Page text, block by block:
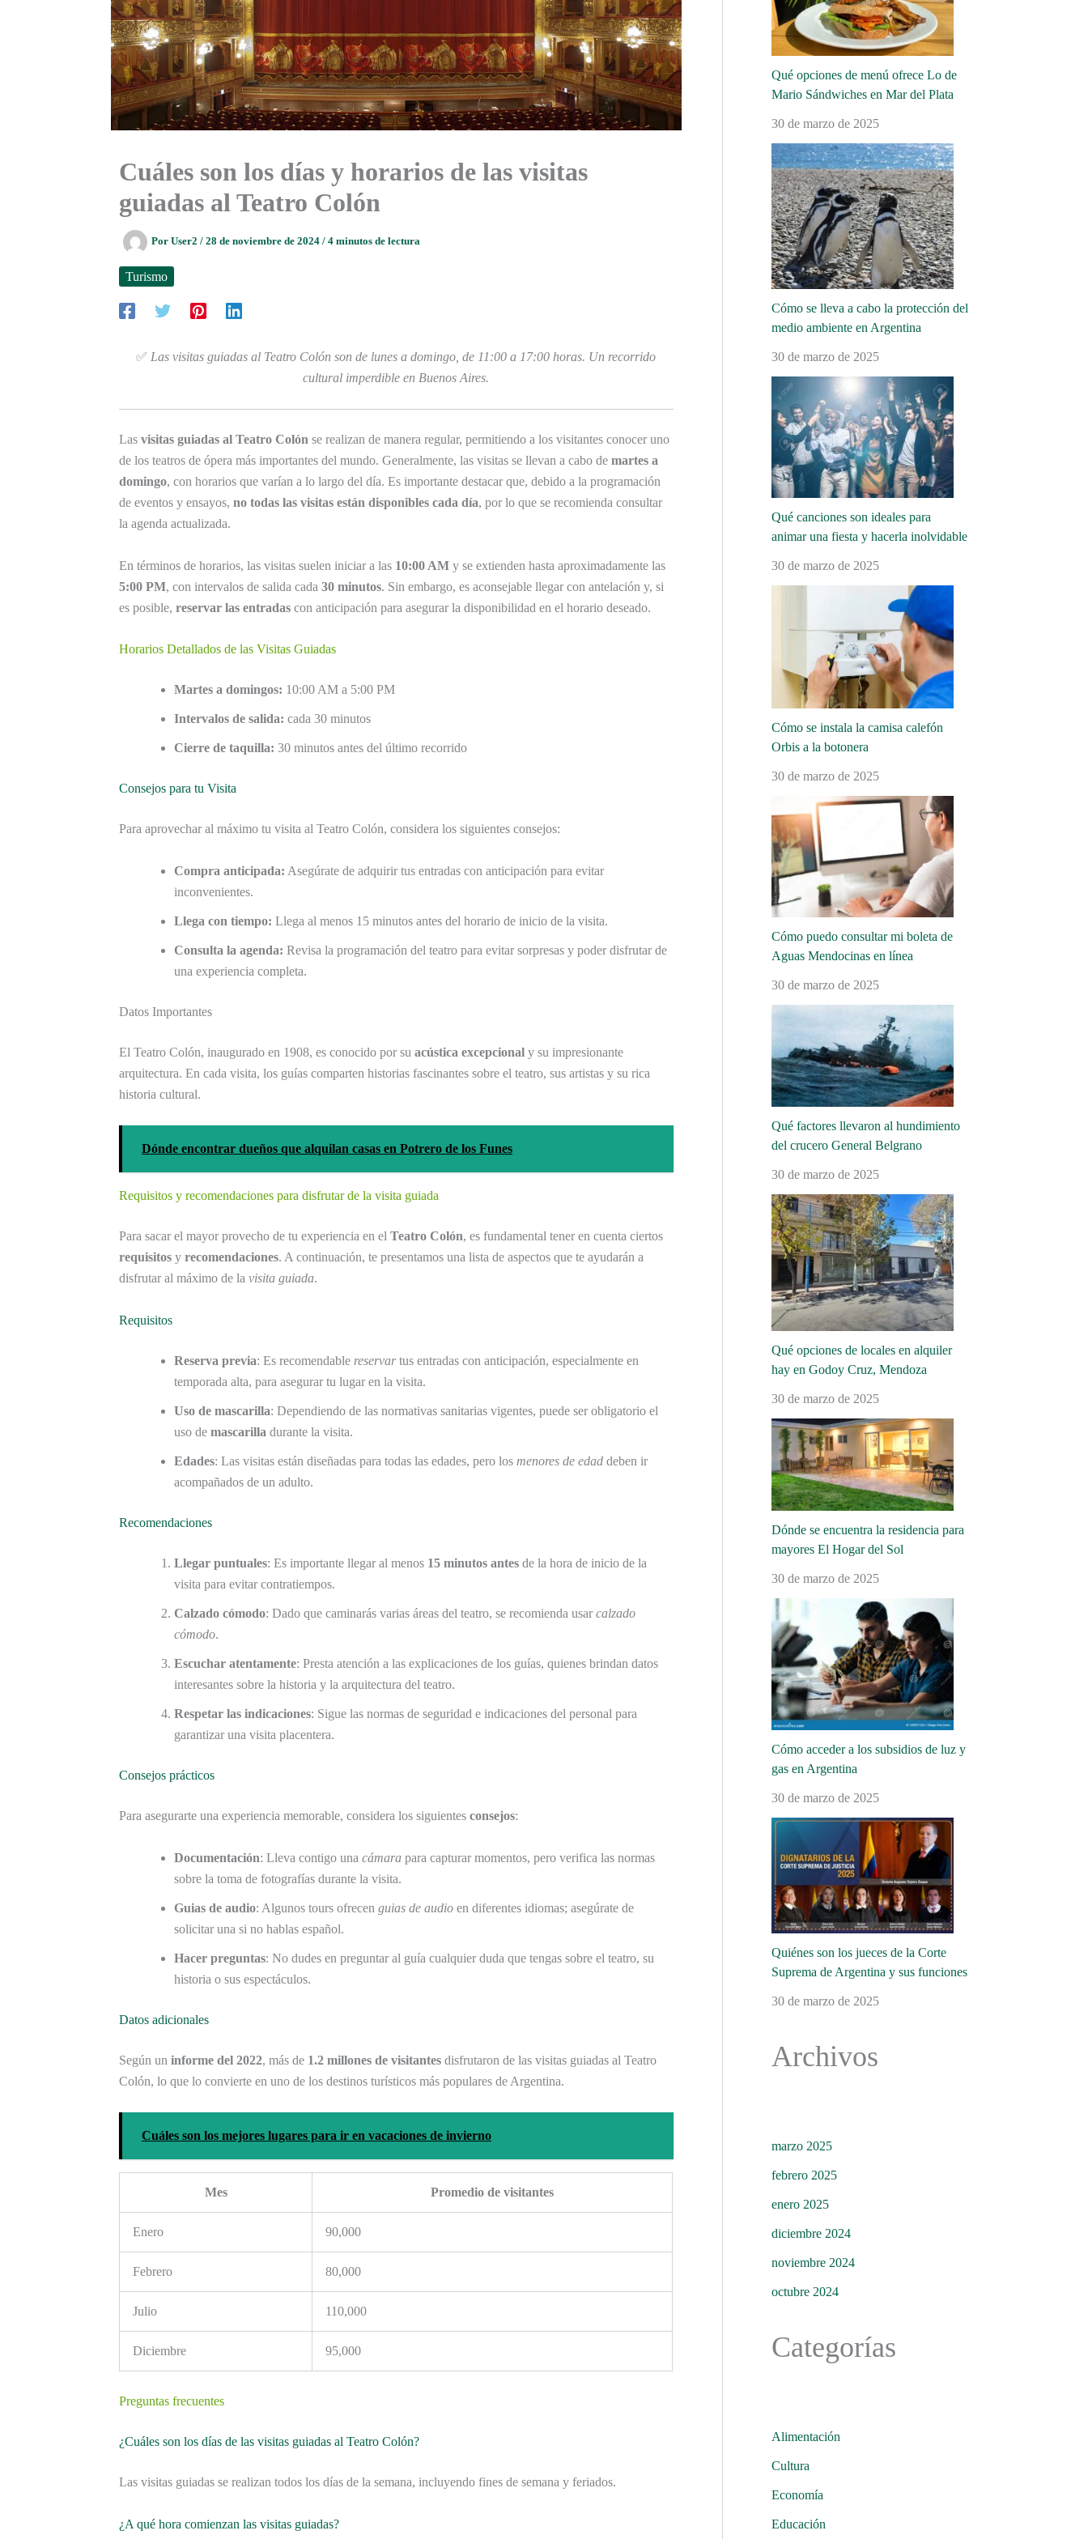
Cuáles son los días y horarios de las visitas
guiadas al Teatro Colón
Por User2 / 28 de noviembre de 2024 / 4 minutos de lectura
Turismo
✅ Las visitas guiadas al Teatro Colón son de lunes a domingo, de 11:00 a 17:00 horas. Un recorrido
cultural imperdible en Buenos Aires.
Las visitas guiadas al Teatro Colón se realizan de manera regular, permitiendo a los visitantes conocer uno
de los teatros de ópera más importantes del mundo. Generalmente, las visitas se llevan a cabo de martes a
domingo, con horarios que varían a lo largo del día. Es importante destacar que, debido a la programación
de eventos y ensayos, no todas las visitas están disponibles cada día, por lo que se recomienda consultar
la agenda actualizada.
En términos de horarios, las visitas suelen iniciar a las 10:00 AM y se extienden hasta aproximadamente las
5:00 PM, con intervalos de salida cada 30 minutos. Sin embargo, es aconsejable llegar con antelación y, si
es posible, reservar las entradas con anticipación para asegurar la disponibilidad en el horario deseado.
Horarios Detallados de las Visitas Guiadas
Martes a domingos: 10:00 AM a 5:00 PM
Intervalos de salida: cada 30 minutos
Cierre de taquilla: 30 minutos antes del último recorrido
Consejos para tu Visita
Para aprovechar al máximo tu visita al Teatro Colón, considera los siguientes consejos:
Compra anticipada: Asegúrate de adquirir tus entradas con anticipación para evitar
inconvenientes.
Llega con tiempo: Llega al menos 15 minutos antes del horario de inicio de la visita.
Consulta la agenda: Revisa la programación del teatro para evitar sorpresas y poder disfrutar de
una experiencia completa.
Datos Importantes
El Teatro Colón, inaugurado en 1908, es conocido por su acústica excepcional y su impresionante
arquitectura. En cada visita, los guías comparten historias fascinantes sobre el teatro, sus artistas y su rica
historia cultural.
Dónde encontrar dueños que alquilan casas en Potrero de los Funes
Requisitos y recomendaciones para disfrutar de la visita guiada
Para sacar el mayor provecho de tu experiencia en el Teatro Colón, es fundamental tener en cuenta ciertos
requisitos y recomendaciones. A continuación, te presentamos una lista de aspectos que te ayudarán a
disfrutar al máximo de la visita guiada.
Requisitos
Reserva previa: Es recomendable reservartus entradas con anticipación, especialmente en
temporada alta, para asegurar tu lugar en la visita.
Uso de mascarilla: Dependiendo de las normativas sanitarias vigentes, puede ser obligatorio el
uso de mascarilla durante la visita.
Edades: Las visitas están diseñadas para todas las edades, pero los menores de edad deben ir
acompañados de un adulto.
Recomendaciones
Llegar puntuales: Es importante llegar al menos 15 minutos antes de la hora de inicio de la
visita para evitar contratiempos.
Calzado cómodo: Dado que caminarás varias áreas del teatro, se recomienda usar calzado
cómodo.
Escuchar atentamente: Presta atención a las explicaciones de los guías, quienes brindan datos
interesantes sobre la historia y la arquitectura del teatro.
Respetar las indicaciones: Sigue las normas de seguridad e indicaciones del personal para
garantizar una visita placentera.
Consejos prácticos
Para asegurarte una experiencia memorable, considera los siguientes consejos:
Documentación: Lleva contigo una cámara para capturar momentos, pero verifica las normas
sobre la toma de fotografías durante la visita.
Guias de audio: Algunos tours ofrecen guias de audio en diferentes idiomas; asegúrate de
solicitar una si no hablas español.
Hacer preguntas: No dudes en preguntar al guía cualquier duda que tengas sobre el teatro, su
historia o sus espectáculos.
Datos adicionales
Según un informe del 2022, más de 1.2 millones de visitantes disfrutaron de las visitas guiadas al Teatro
Colón, lo que lo convierte en uno de los destinos turísticos más populares de Argentina.
Cuáles son los mejores lugares para ir en vacaciones de invierno
Mes Promedio de visitantes
Enero 90,000
Febrero 80,000
Julio 110,000
Diciembre 95,000
Preguntas frecuentes
¿Cuáles son los días de las visitas guiadas al Teatro Colón?
Las visitas guiadas se realizan todos los días de la semana, incluyendo fines de semana y feriados.
¿A qué hora comienzan las visitas guiadas?
Qué opciones de menú ofrece Lo de
Mario Sándwiches en Mar del Plata
30 de marzo de 2025
Cómo se lleva a cabo la protección del
medio ambiente en Argentina
30 de marzo de 2025
Qué canciones son ideales para
animar una fiesta y hacerla inolvidable
30 de marzo de 2025
Cómo se instala la camisa calefón
Orbis a la botonera
30 de marzo de 2025
Cómo puedo consultar mi boleta de
Aguas Mendocinas en línea
30 de marzo de 2025
Qué factores llevaron al hundimiento
del crucero General Belgrano
30 de marzo de 2025
Qué opciones de locales en alquiler
hay en Godoy Cruz, Mendoza
30 de marzo de 2025
Dónde se encuentra la residencia para
mayores El Hogar del Sol
30 de marzo de 2025
Cómo acceder a los subsidios de luz y
gas en Argentina
30 de marzo de 2025
Quiénes son los jueces de la Corte
Suprema de Argentina y sus funciones
30 de marzo de 2025
Archivos
marzo 2025
febrero 2025
enero 2025
diciembre 2024
noviembre 2024
octubre 2024
Categorías
Alimentación
Cultura
Economía
Educación